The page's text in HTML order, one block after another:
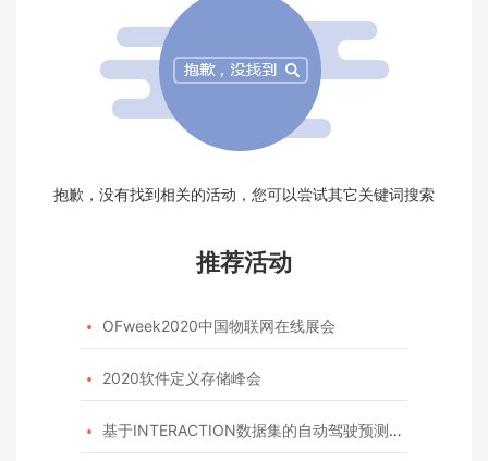
抱歉，没有找到相关的活动，您可以尝试其它关键词搜索
推荐活动
 OFweek2020中国物联网在线展会
 2020软件定义存储峰会
 基于INTERACTION数据集的自动驾驶预测模型挑战赛